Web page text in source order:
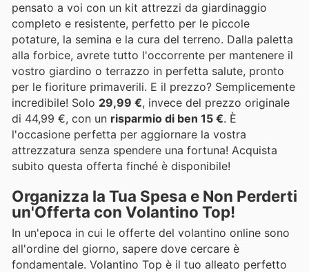
pensato a voi con un kit attrezzi da giardinaggio
completo e resistente, perfetto per le piccole
potature, la semina e la cura del terreno. Dalla paletta
alla forbice, avrete tutto l'occorrente per mantenere il
vostro giardino o terrazzo in perfetta salute, pronto
per le fioriture primaverili. E il prezzo? Semplicemente
incredibile! Solo 29,99 €, invece del prezzo originale
di 44,99 €, con un risparmio di ben 15 €. È
l'occasione perfetta per aggiornare la vostra
attrezzatura senza spendere una fortuna! Acquista
subito questa offerta finché è disponibile!
Organizza la Tua Spesa e Non Perderti
un'Offerta con Volantino Top!
In un'epoca in cui le offerte del volantino online sono
all'ordine del giorno, sapere dove cercare è
fondamentale. Volantino Top è il tuo alleato perfetto